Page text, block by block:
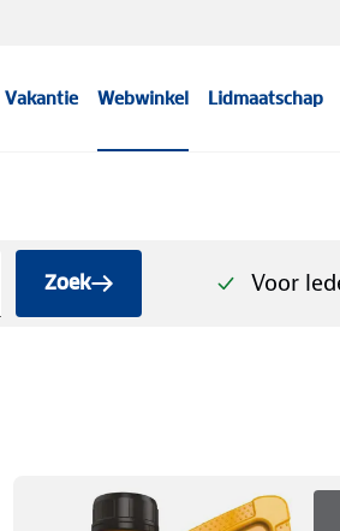
Vakantie Webwinkel Lidmaatschap
Zoek Voor